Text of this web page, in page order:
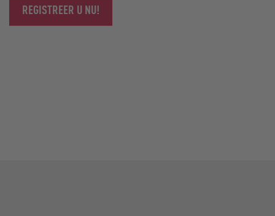
REGISTREER U NU!